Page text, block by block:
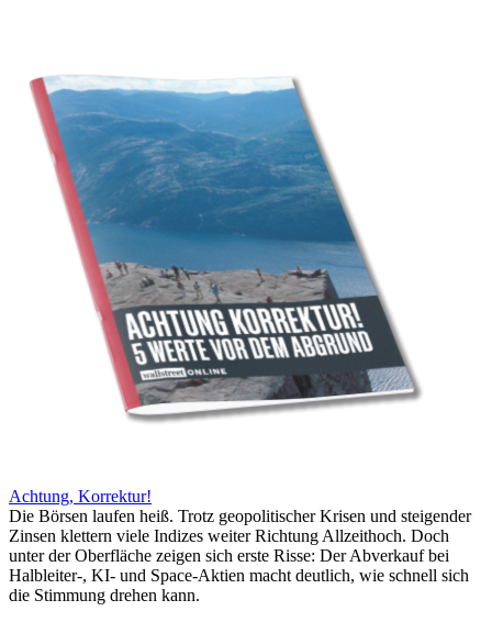
Achtung, Korrektur!
Die Börsen laufen heiß. Trotz geopolitischer Krisen und steigender
Zinsen klettern viele Indizes weiter Richtung Allzeithoch. Doch
unter der Oberfläche zeigen sich erste Risse: Der Abverkauf bei
Halbleiter-, KI- und Space-Aktien macht deutlich, wie schnell sich
die Stimmung drehen kann.